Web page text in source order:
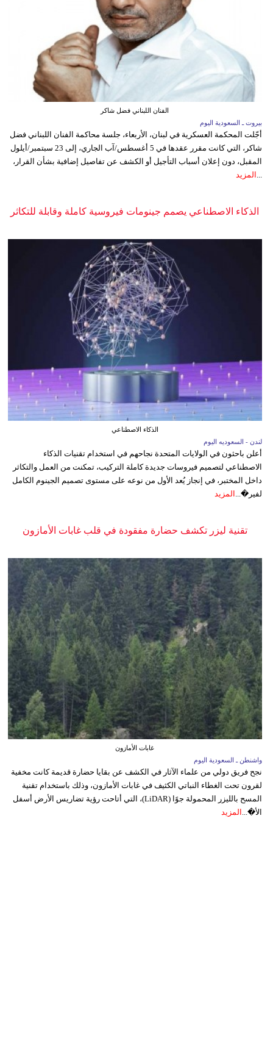
الفنان اللبناني فضل شاكر
بيروت ـ السعودية اليوم
أجّلت المحكمة العسكرية في لبنان، الأربعاء، جلسة محاكمة الفنان اللبناني فضل
شاكر، التي كانت مقرر عقدها في 5 أغسطس/آب الجاري، إلى 23 سبتمبر/أيلول
المقبل، دون إعلان أسباب التأجيل أو الكشف عن تفاصيل إضافية بشأن القرار،
المزيد
الذكاء الاصطناعي يصمم جينومات فيروسية كاملة وقابلة للتكاثر
الذكاء الاصطناعي
لندن - السعوديه اليوم
أعلن باحثون في الولايات المتحدة نجاحهم في استخدام تقنيات الذكاء
الاصطناعي لتصميم فيروسات جديدة كاملة التركيب، تمكنت من العمل والتكاثر
داخل المختبر، في إنجاز يُعد الأول من نوعه على مستوى تصميم الجينوم الكامل
لفير�... المزيد
تقنية ليزر تكشف حضارة مفقودة في قلب غابات الأمازون
غابات الأمازون
واشنطن ـ السعودية اليوم
نجح فريق دولي من علماء الآثار في الكشف عن بقايا حضارة قديمة كانت مخفية
لقرون تحت الغطاء النباتي الكثيف في غابات الأمازون، وذلك باستخدام تقنية
المسح بالليزر المحمولة جوًا (LiDAR)، التي أتاحت رؤية تضاريس الأرض أسفل
الأ�... المزيد